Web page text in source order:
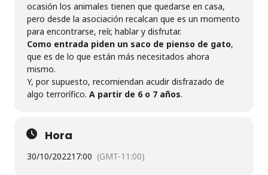
ocasión los animales tienen que quedarse en casa,
pero desde la asociación recalcan que es un momento
para encontrarse, reír, hablar y disfrutar.
Como entrada piden un saco de pienso de gato,
que es de lo que están más necesitados ahora
mismo.
Y, por supuesto, recomiendan acudir disfrazado de
algo terrorífico. A partir de 6 o 7 años.
Hora
30/10/202217:00 (GMT-11:00)